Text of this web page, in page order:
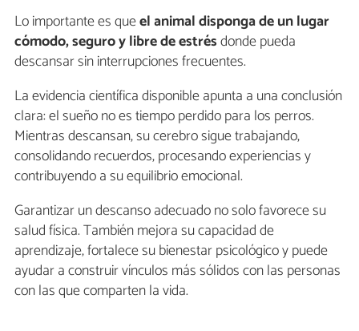
Lo importante es queel animal disponga de un lugar
cómodo, seguro y libre de estrésdonde pueda
descansar sin interrupciones frecuentes.
La evidencia científica disponible apunta a una conclusión
clara: el sueño no es tiempo perdido para los perros.
Mientras descansan, su cerebro sigue trabajando,
consolidando recuerdos, procesando experiencias y
contribuyendo a su equilibrio emocional.
Garantizar un descanso adecuado no solo favorece su
salud física. También mejora su capacidad de
aprendizaje, fortalece su bienestar psicológico y puede
ayudar a construir vínculos más sólidos con las personas
con las que comparten la vida.